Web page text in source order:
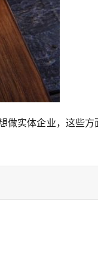
做实体企业，这些方